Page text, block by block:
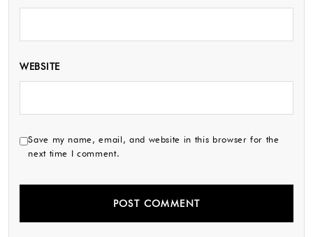
WEBSITE
Save my name, email, and website in this browser for the
next time I comment.